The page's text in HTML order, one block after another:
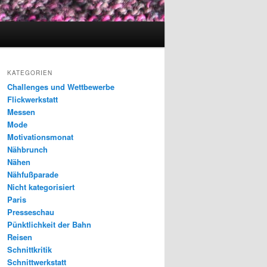
KATEGORIEN
Challenges und Wettbewerbe
Flickwerkstatt
Messen
Mode
Motivationsmonat
Nähbrunch
Nähen
Nähfußparade
Nicht kategorisiert
Paris
Presseschau
Pünktlichkeit der Bahn
Reisen
Schnittkritik
Schnittwerkstatt